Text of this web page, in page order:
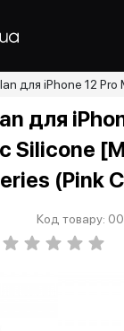
для iPhone 12
для
Silicone
(Pink
Код товару: